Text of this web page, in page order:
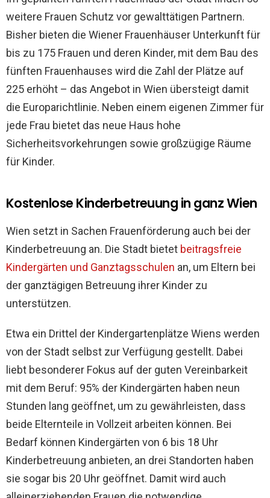
weitere Frauen Schutz vor gewalttätigen Partnern.
Bisher bieten die Wiener Frauenhäuser Unterkunft für
bis zu 175 Frauen und deren Kinder, mit dem Bau des
fünften Frauenhauses wird die Zahl der Plätze auf
225 erhöht – das Angebot in Wien übersteigt damit
die Europarichtlinie. Neben einem eigenen Zimmer für
jede Frau bietet das neue Haus hohe
Sicherheitsvorkehrungen sowie großzügige Räume
für Kinder.
Kostenlose Kinderbetreuung in ganz Wien
Wien setzt in Sachen Frauenförderung auch bei der
Kinderbetreuung an. Die Stadt bietet beitragsfreie
Kindergärten und Ganztagsschulen an, um Eltern bei
der ganztägigen Betreuung ihrer Kinder zu
unterstützen.
Etwa ein Drittel der Kindergartenplätze Wiens werden
von der Stadt selbst zur Verfügung gestellt. Dabei
liebt besonderer Fokus auf der guten Vereinbarkeit
mit dem Beruf: 95% der Kindergärten haben neun
Stunden lang geöffnet, um zu gewährleisten, dass
beide Elternteile in Vollzeit arbeiten können. Bei
Bedarf können Kindergärten von 6 bis 18 Uhr
Kinderbetreuung anbieten, an drei Standorten haben
sie sogar bis 20 Uhr geöffnet. Damit wird auch